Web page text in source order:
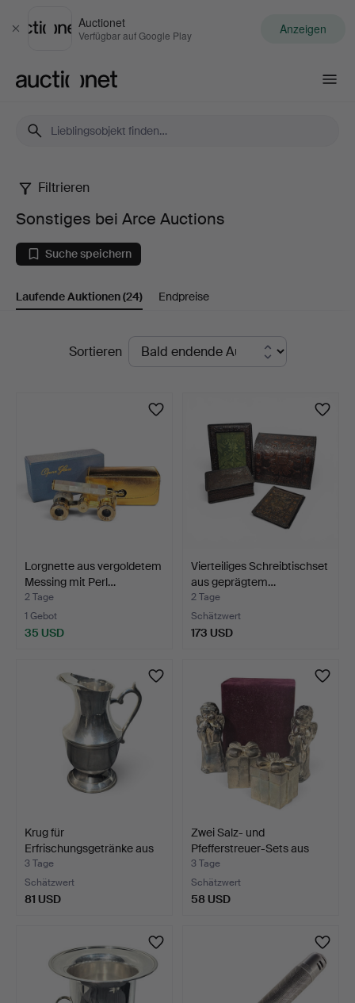
Schließen
Auctionet
Verfügbar auf Google Play Anzeigen
Sonstiges
bei
Arce
Auctions
Filtrieren
Sonstiges bei Arce Auctions
Suche speichern
Laufende Auktionen(24) Endpreise
LaufendeSortieren
Lorgnette aus vergoldetem
Messing mit Perl…
2 Tage
1 Gebot
35 USD
Vierteiliges Schreibtischset
aus geprägtem…
2 Tage
Schätzwert
173 USD
Krug für
Erfrischungsgetränke aus
versilbe…
3 Tage
Schätzwert
81 USD
Zwei Salz- und
Pfefferstreuer-Sets aus
ver…
3 Tage
Schätzwert
58 USD